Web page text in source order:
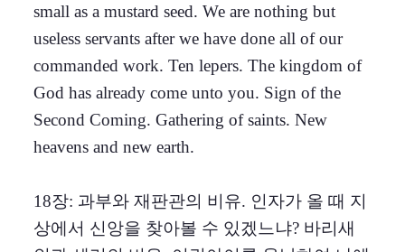
small as a mustard seed. We are nothing but
useless servants after we have done all of our
commanded work. Ten lepers. The kingdom of
God has already come unto you. Sign of the
Second Coming. Gathering of saints. New
heavens and new earth.
18장: 과부와 재판관의 비유. 인자가 올 때 지
상에서 신앙을 찾아볼 수 있겠느냐? 바리새